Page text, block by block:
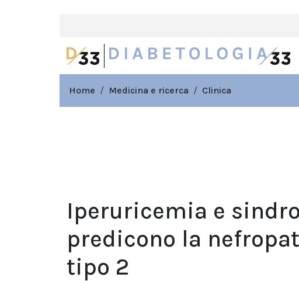
Home Medicina e ricerca Clinica
Iperuricemia e
predicono la
tipo 2